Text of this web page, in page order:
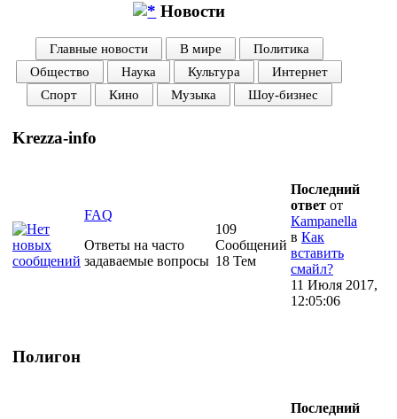
Новости
Главные новости В мире
Политика
Общество
Наука Культура
Интернет
Спорт
Кино Музыка Шоу-бизнес
Krezza-info
FAQ
Ответы на часто
задаваемые вопросы
109
Сообщений
18 Тем
Последний
ответ от
Кampanella
в Как
вставить
смайл?
11 Июля 2017,
12:05:06
Полигон
Последний